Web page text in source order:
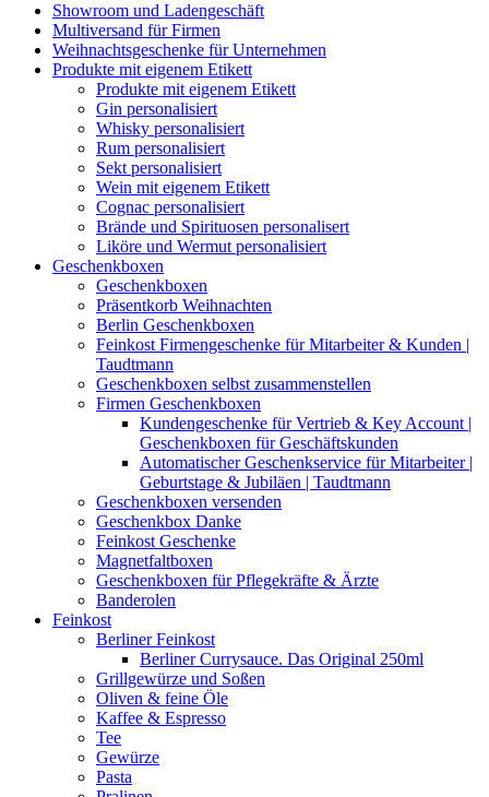
Showroom und Ladengeschäft
Multiversand für Firmen
Weihnachtsgeschenke für Unternehmen
Produkte mit eigenem Etikett
Produkte mit eigenem Etikett
Gin personalisiert
Whisky personalisiert
Rum personalisiert
Sekt personalisiert
Wein mit eigenem Etikett
Cognac personalisiert
Brände und Spirituosen personalisert
Liköre und Wermut personalisiert
Geschenkboxen
Geschenkboxen
Präsentkorb Weihnachten
Berlin Geschenkboxen
Feinkost Firmengeschenke für Mitarbeiter & Kunden |
Taudtmann
Geschenkboxen selbst zusammenstellen
Firmen Geschenkboxen
Kundengeschenke für Vertrieb & Key Account |
Geschenkboxen für Geschäftskunden
Automatischer Geschenkservice für Mitarbeiter |
Geburtstage & Jubiläen | Taudtmann
Geschenkboxen versenden
Geschenkbox Danke
Feinkost Geschenke
Magnetfaltboxen
Geschenkboxen für Pflegekräfte & Ärzte
Banderolen
Feinkost
Berliner Feinkost
Berliner Currysauce. Das Original 250ml
Grillgewürze und Soßen
Oliven & feine Öle
Kaffee & Espresso
Tee
Gewürze
Pasta